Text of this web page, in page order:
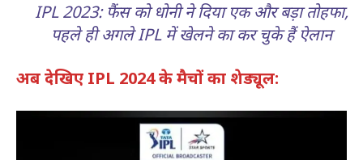
IPL 2023: फैंस को धोनी ने दिया एक और बड़ा तोहफा,
पहले ही अगले IPL में खेलने का कर चुके हैं ऐलान
अब देखिए IPL 2024 के मैचों का शेड्यूल: